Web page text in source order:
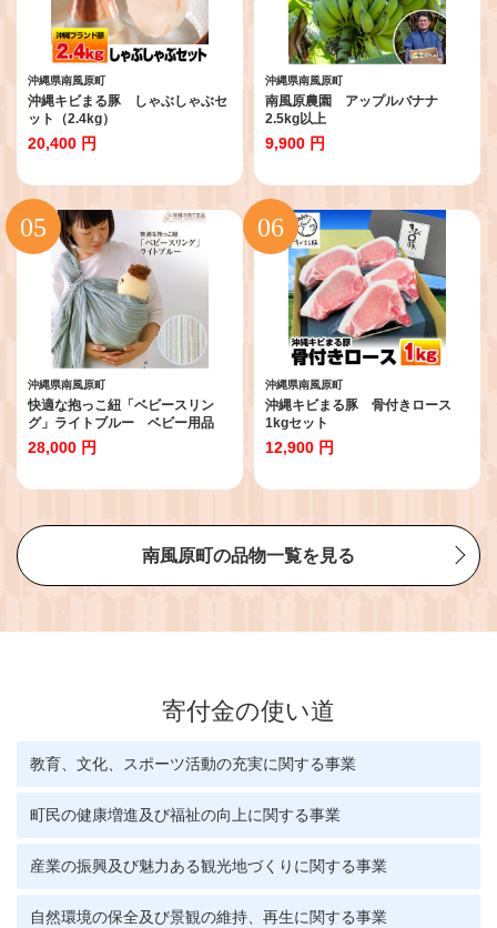
沖縄県南風原町
沖縄キビまる豚 しゃぶしゃぶセ
ット（2.4kg）
20,400 円
沖縄県南風原町
南風原農園 アップルバナナ
2.5kg以上
9,900 円
沖縄県南風原町
快適な抱っこ紐「ベビースリン
グ」ライトブルー ベビー用品
出産祝い
28,000 円
沖縄県南風原町
沖縄キビまる豚 骨付きロース
1kgセット
12,900 円
南風原町の品物一覧を見る
寄付金の使い道
教育、文化、スポーツ活動の充実に関する事業
町民の健康増進及び福祉の向上に関する事業
産業の振興及び魅力ある観光地づくりに関する事業
自然環境の保全及び景観の維持、再生に関する事業